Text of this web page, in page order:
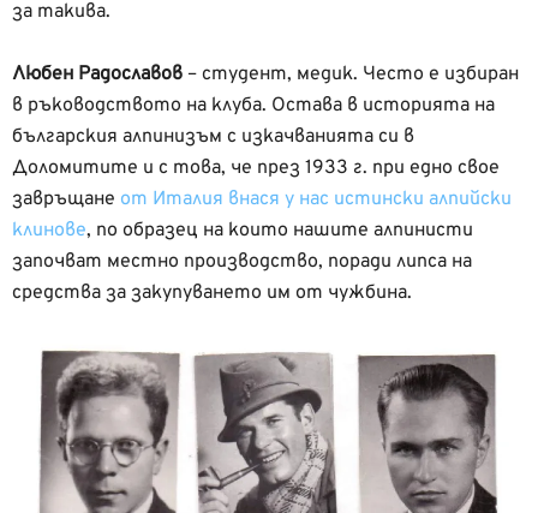
за такива.
Любен Радославов – студент, медик. Често е избиран
в ръководството на клуба. Остава в историята на
българския алпинизъм с изкачванията си в
Доломитите и с това, че през 1933 г. при едно свое
завръщане от Италия внася у нас истински алпийски
клинове, по образец на които нашите алпинисти
започват местно производство, поради липса на
средства за закупуването им от чужбина.